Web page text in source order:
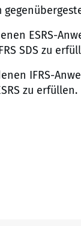
ESRS-
SDS zu
IFRS-
zu erfüllen.